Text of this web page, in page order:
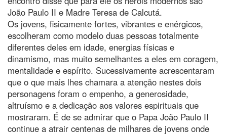
João Paulo II e Madre Teresa de Calcutá.
Os jovens, fisicamente fortes, vibrantes e enérgicos,
escolheram como modelo duas pessoas totalmente
diferentes deles em idade, energias físicas e
dinamismo, mas muito semelhantes a eles em coragem,
mentalidade e espírito. Sucessivamente acrescentaram
que o que mais lhes chamara a atenção nestes dois
personagens foram o empenho, a generosidade,
altruísmo e a dedicação aos valores espirituais que
mostraram. É de se admirar que o Papa João Paulo II
continue a atrair centenas de milhares de jovens onde